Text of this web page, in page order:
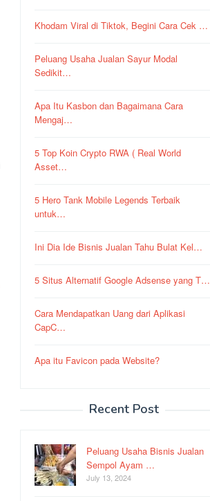
Khodam Viral di Tiktok, Begini Cara Cek …
Peluang Usaha Jualan Sayur Modal
Sedikit…
Apa Itu Kasbon dan Bagaimana Cara
Mengaj…
5 Top Koin Crypto RWA ( Real World
Asset…
5 Hero Tank Mobile Legends Terbaik
untuk…
Ini Dia Ide Bisnis Jualan Tahu Bulat Kel…
5 Situs Alternatif Google Adsense yang T…
Cara Mendapatkan Uang dari Aplikasi
CapC…
Apa itu Favicon pada Website?
Recent Post
Peluang Usaha Bisnis Jualan
Sempol Ayam …
July 13, 2024